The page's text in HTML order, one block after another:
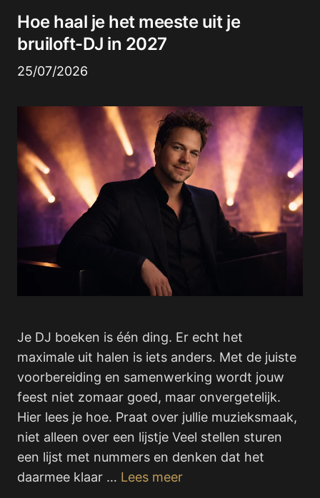
Hoe haal je het meeste uit je
bruiloft-DJ in 2027
25/07/2026
Je DJ boeken is één ding. Er echt het
maximale uit halen is iets anders. Met de juiste
voorbereiding en samenwerking wordt jouw
feest niet zomaar goed, maar onvergetelijk.
Hier lees je hoe. Praat over jullie muzieksmaak,
niet alleen over een lijstje Veel stellen sturen
een lijst met nummers en denken dat het
daarmee klaar … Lees meer